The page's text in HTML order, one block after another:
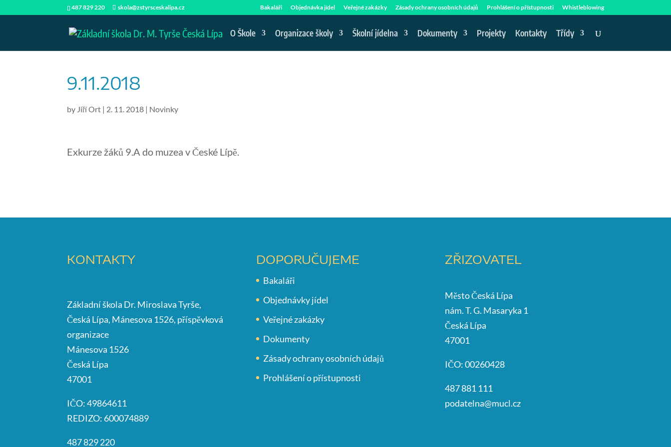
487 829 220 skola@zstyrsceskalipa.cz Bakaláři Objednávka jídel Veřejné zakázky Zásady ochrany osobních údajů Prohlášení o přístupnosti Whistleblowing
O Škole Organizace školy Školní jídelna Dokumenty Projekty Kontakty Třídy
9.11.2018
by Jiří Ort | 2. 11. 2018 | Novinky
Exkurze žáků 9.A do muzea v České Lípě.
KONTAKTY
Základní škola Dr. Miroslava Tyrše,
Česká Lípa, Mánesova 1526, příspěvková
organizace
Mánesova 1526
Česká Lípa
47001
IČO: 49864611
REDIZO: 600074889
487 829 220
DOPORUČUJEME
Bakaláři
Objednávky jídel
Veřejné zakázky
Dokumenty
Zásady ochrany osobních údajů
Prohlášení o přístupnosti
ZŘIZOVATEL
Město Česká Lípa
nám. T. G. Masaryka 1
Česká Lípa
47001
IČO: 00260428
487 881 111
podatelna@mucl.cz